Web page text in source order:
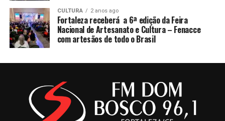
CULTURA 2 anos ago
Fortaleza receberá a 6ª edição da Feira
Nacional de Artesanato e Cultura – Fenacce
com artesãos de todo o Brasil